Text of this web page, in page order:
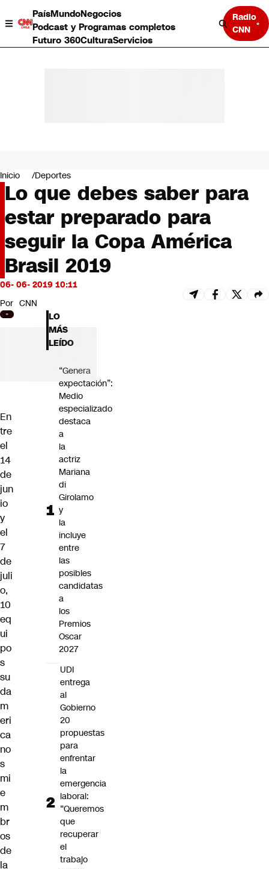
PaísMundoNegocios
Podcast y Programas completos
Futuro 360CulturaServicios
Radio
CNN
Negocios
Deportes
Programas completos
Cultura
Servicios
Bits
CNN Data
CNN tiempo
Futuro 360
Inicio Deportes
Lo que debes saber para
estar preparado para
seguir la Copa América
Brasil 2019
06- 06- 2019 10:11
Por CNN
En
tre
el
14
de
jun
io
y
el
7
de
juli
o,
10
eq
ui
po
s
su
da
m
eri
ca
no
s
mi
e
m
br
os
de
la
LO
MÁS
LEÍDO
“Genera
expectación”:
Medio
especializado
destaca
a
la
actriz
Mariana
di
Girolamo
y
la
incluye
entre
las
posibles
candidatas
a
los
Premios
Oscar
2027
UDI
entrega
al
Gobierno
20
propuestas
para
enfrentar
la
emergencia
laboral:
“Queremos
que
recuperar
el
trabajo